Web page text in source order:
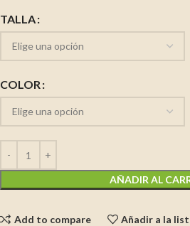
TALLA
COLOR
AÑADIR AL
Add to compare Añadir a la